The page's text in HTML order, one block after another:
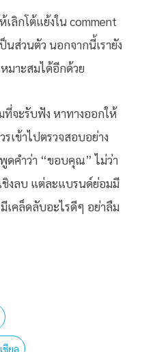
ลิกโต้แย้งใน comment
นส่วนตัว นอกจากนี้เรายัง
มาะสมได้อีกด้วย
ที่จะรับฟัง หาทางออกให้
เข้าไปตรวจสอบอย่าง
ดคำว่า “ขอบคุณ” ไม่ว่า
ชิงลบ แต่ละแบรนด์ย่อมมี
เคล็ดลับอะไรดีๆ อย่าลืม
ชียล